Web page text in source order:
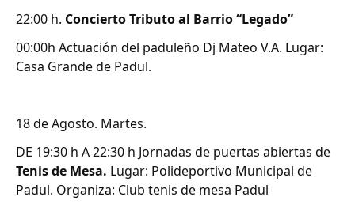
22:00 h. Concierto Tributo al Barrio “Legado”
00:00h Actuación del paduleño Dj Mateo V.A. Lugar:
Casa Grande de Padul.
18 de Agosto. Martes.
DE 19:30 h A 22:30 h Jornadas de puertas abiertas de
Tenis de Mesa. Lugar: Polideportivo Municipal de
Padul. Organiza: Club tenis de mesa Padul